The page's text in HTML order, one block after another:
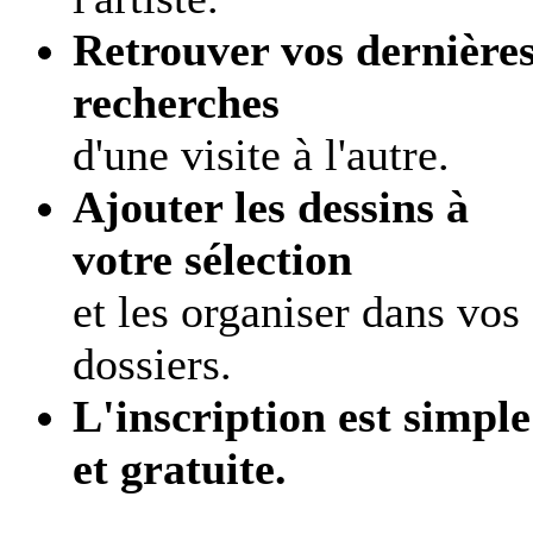
Retrouver vos
recherches
d'une visite à l'autre.
Ajouter les dessins à
votre sélection
et les organiser dans vos
dossiers.
L'inscription est simple
et gratuite.